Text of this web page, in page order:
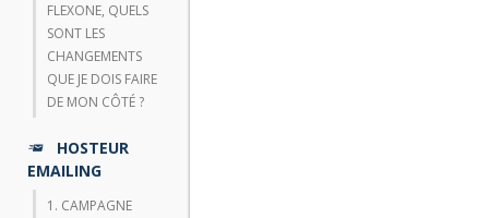
FLEXONE, QUELS
SONT LES
CHANGEMENTS
QUE JE DOIS FAIRE
DE MON CÔTÉ ?
HOSTEUR
EMAILING
1. CAMPAGNE